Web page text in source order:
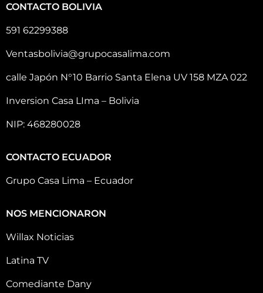
CONTACTO BOLIVIA
591 62299388
Ventasbolivia@grupocasalima.com
calle Japón N°10 Barrio Santa Elena UV 158 MZA 022
Inversion Casa LIma – Bolivia
NIP: 468280028
CONTACTO ECUADOR
Grupo Casa Lima – Ecuador
NOS MENCIONARON
Willax Noticias
Latina TV
Comediante Dany